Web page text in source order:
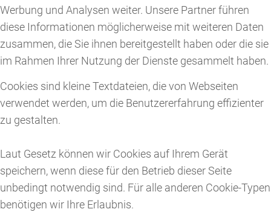
Werbung und Analysen weiter. Unsere Partner führen
diese Informationen möglicherweise mit weiteren Daten
zusammen, die Sie ihnen bereitgestellt haben oder die sie
im Rahmen Ihrer Nutzung der Dienste gesammelt haben.
Cookies sind kleine Textdateien, die von Webseiten
verwendet werden, um die Benutzererfahrung effizienter
zu gestalten.
Laut Gesetz können wir Cookies auf Ihrem Gerät
speichern, wenn diese für den Betrieb dieser Seite
unbedingt notwendig sind. Für alle anderen Cookie-Typen
benötigen wir Ihre Erlaubnis.